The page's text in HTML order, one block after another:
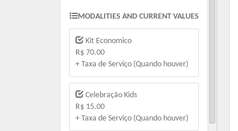
MODALITIES AND CURRENT VALUES
Kit Economico
R$ 70.00
+ Taxa de Serviço (Quando houver)
Celebração Kids
R$ 15.00
+ Taxa de Serviço (Quando houver)